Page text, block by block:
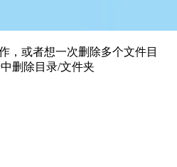
，或者想一次删除多个文件目
删除目录/文件夹